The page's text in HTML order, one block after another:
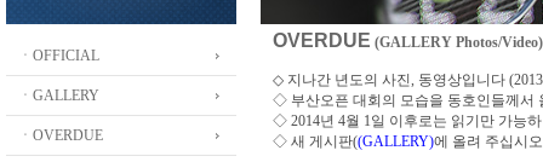
ㆍOFFICIAL
ㆍGALLERY
ㆍOVERDUE
OVERDUE (GALLERY Photos/Video)
◇ 지나간 년도의 사진, 동영상입니다
◇ 부산오픈 대회의 모습을 동호인들께서
◇ 2014년 4월 1일 이후로는 읽기만 가능
◇ 새 게시판((GALLERY)에 올려 주십시오